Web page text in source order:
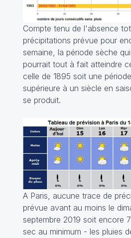
Compte tenu de l'absence
précipitations prévue pour
semaine, la période sèche
pourrait tout à fait atteindre
celle de 1895 soit une
supérieure à un siècle en
se produit.
A Paris, aucune trace de
prévue avant au moins le
septembre 2019 soit encore
sec au minimum - les pluies